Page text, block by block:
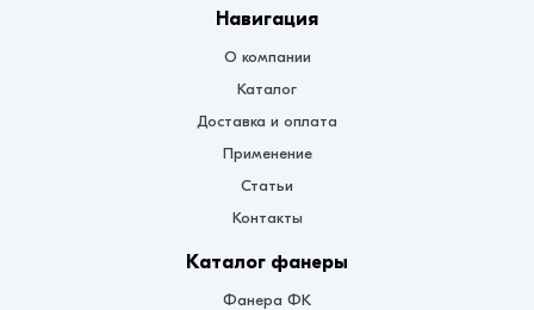
Навигация
О компании
Каталог
Доставка и оплата
Применение
Статьи
Контакты
Каталог фанеры
Фанера ФК